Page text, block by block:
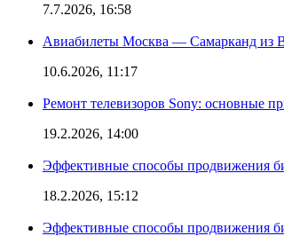
7.7.2026, 16:58
Авиабилеты Москва — Самарканд из
10.6.2026, 11:17
Ремонт телевизоров Sony: основные
19.2.2026, 14:00
Эффективные способы продвижения
18.2.2026, 15:12
Эффективные способы продвижения